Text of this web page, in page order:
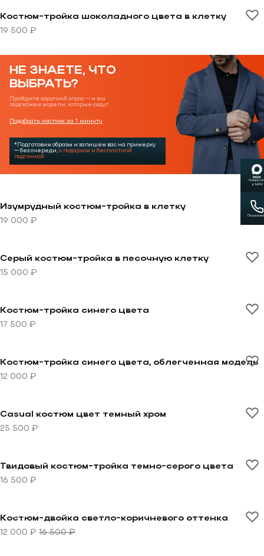
Перейти к товару Костюм-тройка шоколадного
Костюм-тройка шоколадного цвета в клетку
19 500 ₽
НЕ ЗНАЕТЕ, ЧТО
ВЫБРАТЬ?
Пройдите короткий опрос — и мы
подскажем модели, которые сядут
Подобрать костюм за 1 минуту
*Подготовим образы и запишем вас на примерку
— без очереди, с подарком и бесплатной
подгонкой
Перейти к товару Изумрудный костюм-тройка в
Изумрудный костюм-тройка в клетку
19 000 ₽
Перейти к товару Серый костюм-тройка в песочную
Серый костюм-тройка в песочную клетку
15 000 ₽
Костюм-тройка синего цвета
17 500 ₽
Перейти к товару Костюм-тройка синего цвета,
Костюм-тройка синего цвета, облегченная модель
12 000 ₽
Перейти к товару Casual костюм цвет темный хром
Casual костюм цвет темный хром
25 500 ₽
Перейти к товару Твидовый костюм-тройка темно-
Твидовый костюм-тройка темно-серого цвета
16 500 ₽
Перейти к товару Костюм-двойка светло-
-27%
Костюм-двойка светло-коричневого оттенка
12 000 ₽ 16 500 ₽
в MAX